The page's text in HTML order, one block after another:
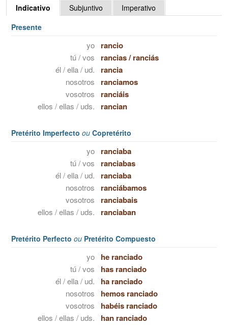
Indicativo Subjuntivo
Imperativo
Presente
yo rancio
tú / vos rancias/ranciás
él / ella / ud. rancia
nosotros ranciamos
vosotros ranciáis
ellos / ellas / uds. rancian
Pretérito Imperfecto ou Copretérito
yo ranciaba
tú / vos ranciabas
él / ella / ud. ranciaba
nosotros ranciábamos
vosotros ranciabais
ellos / ellas / uds. ranciaban
Pretérito Perfecto ou Pretérito Compuesto
yo he ranciado
tú / vos has ranciado
él / ella / ud. ha ranciado
nosotros hemos ranciado
vosotros habéis ranciado
ellos / ellas / uds. han ranciado